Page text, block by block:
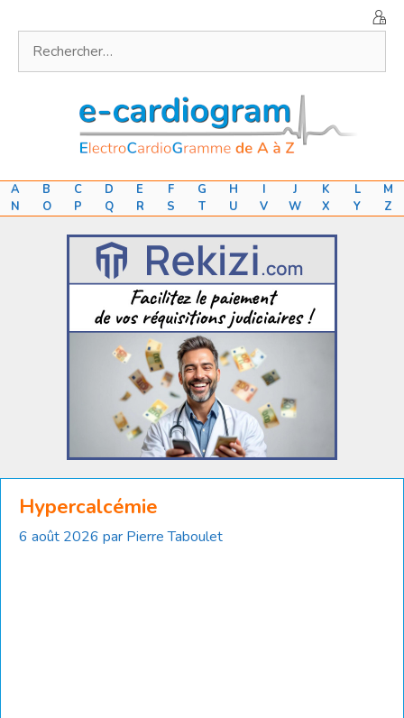
contenu
A B C D E F G H I J K L
M
N
O P Q R S T U V W X Y Z
Hypercalcémie
6 août 2026 par Pierre Taboulet